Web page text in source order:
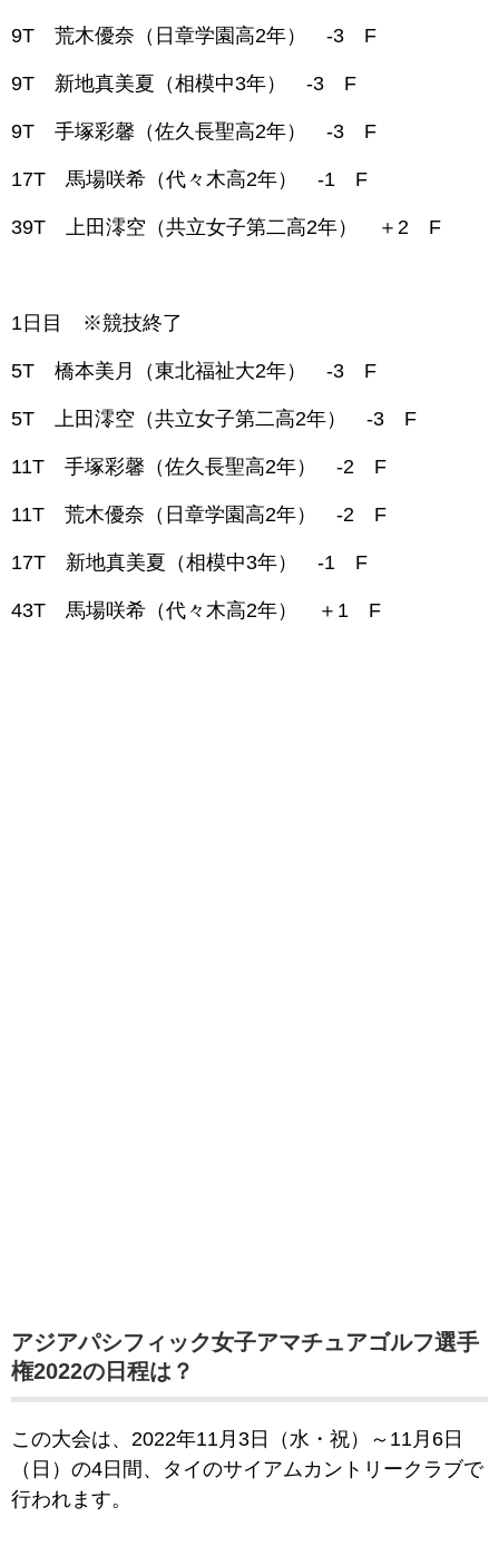
9T 荒木優奈（日章学園高2年） -3 F
9T 新地真美夏（相模中3年） -3 F
9T 手塚彩馨（佐久長聖高2年） -3 F
17T 馬場咲希（代々木高2年） -1 F
39T 上田澪空（共立女子第二高2年） ＋2 F
1日目 ※競技終了
5T 橋本美月（東北福祉大2年） -3 F
5T 上田澪空（共立女子第二高2年） -3 F
11T 手塚彩馨（佐久長聖高2年） -2 F
11T 荒木優奈（日章学園高2年） -2 F
17T 新地真美夏（相模中3年） -1 F
43T 馬場咲希（代々木高2年） ＋1 F
アジアパシフィック女子アマチュアゴルフ選手
権2022の日程は？
この大会は、2022年11月3日（水・祝）～11月6日
（日）の4日間、タイのサイアムカントリークラブで
行われます。